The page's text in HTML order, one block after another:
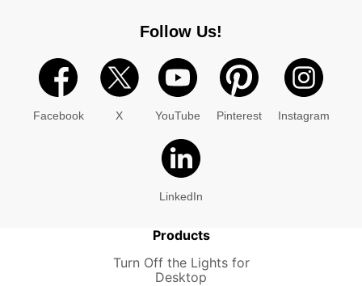
Follow Us!
Facebook X YouTube Pinterest Instagram
LinkedIn
Products
Turn Off the Lights for
Desktop